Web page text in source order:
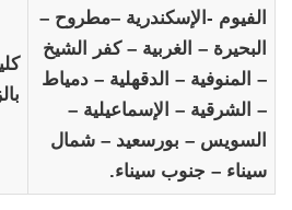
الفيوم -الإسكندرية –مطروح –
البحيرة – الغربية – كفر الشيخ
– المنوفية – الدقهلية – دمياط
– الشرقية – الإسماعيلية –
السويس – بورسعيد – شمال
سيناء – جنوب سيناء.